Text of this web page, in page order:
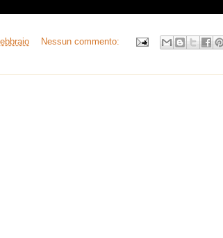
Nessun commento: